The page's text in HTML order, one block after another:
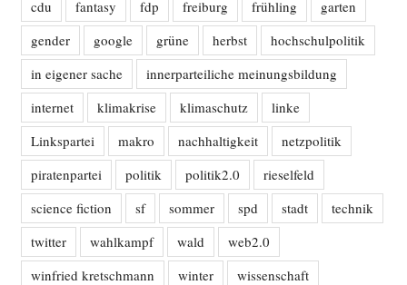
cdu fantasy fdp freiburg frühling
garten
gender
google grüne herbst
hochschulpolitik
in eigener sache
innerparteiliche meinungsbildung
internet
klimakrise klimaschutz
linke
Linkspartei
makro nachhaltigkeit
netzpolitik
piratenpartei
politik politik2.0
rieselfeld
science fiction
sf sommer spd stadt
technik
twitter
wahlkampf wald
web2.0
winfried kretschmann
winter wissenschaft